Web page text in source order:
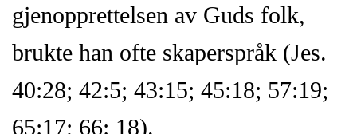
gjenopprettelsen av Guds folk,
brukte han ofte skaperspråk (Jes.
40:28; 42:5; 43:15; 45:18; 57:19;
65:17; 66: 18).